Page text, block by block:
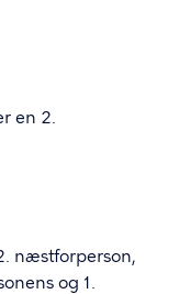
en 2.
næstforperson,
og 1.